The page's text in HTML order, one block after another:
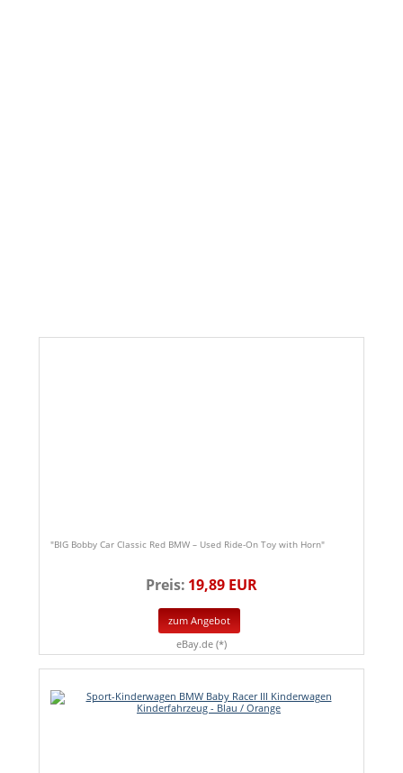
"BIG Bobby Car Classic Red BMW – Used Ride-On Toy with Horn"
Preis: 19,89 EUR
zum Angebot
eBay.de (*)